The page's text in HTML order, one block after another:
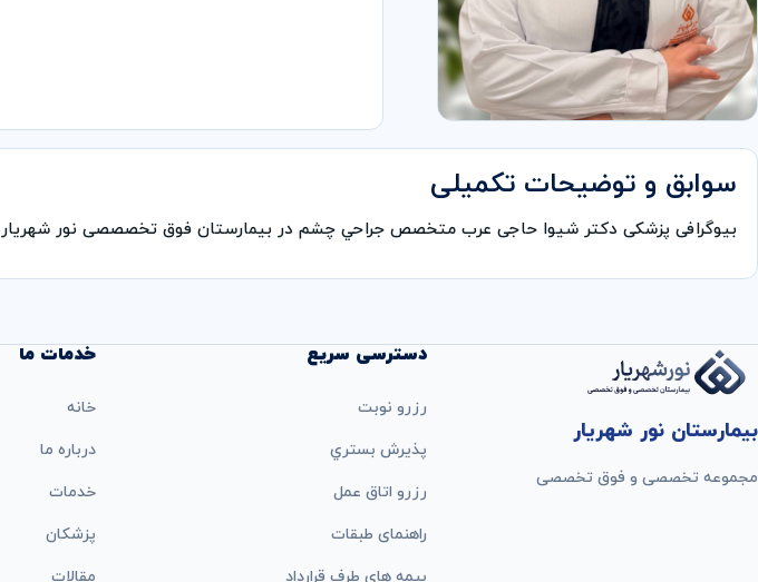
سوابق و توضیحات تکمیلی
بیوگرافی پزشکی دكتر شیوا حاجی عرب متخصص جراحي چشم در بیمارستان فوق تخصصصی نور شهریار
بیمارستان نور شهریار
مجموعه تخصصی و فوق تخصصی
دسترسی سریع
رزرو نوبت
پذيرش بستري
رزرو اتاق عمل
راهنمای طبقات
بيمه های طرف قرارداد
خدمات ما
خانه
درباره ما
خدمات
پزشکان
مقالات